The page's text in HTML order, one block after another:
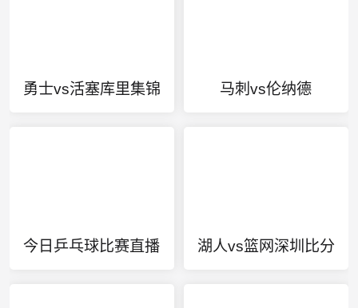
勇士vs活塞库里集锦 马刺vs伦纳德
今日乒乓球比赛直播 湖人vs篮网深圳比分